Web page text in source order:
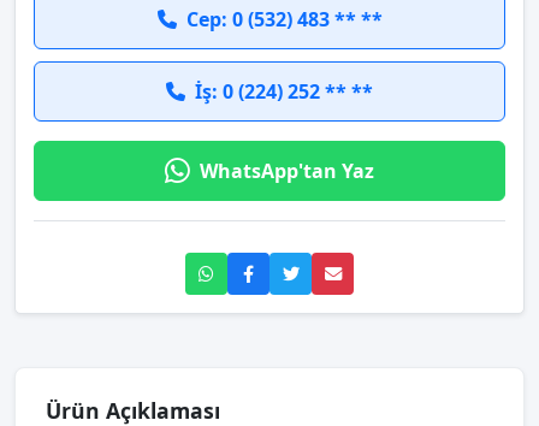
Cep: 0 (532) 483 ** **
İş: 0 (224) 252 ** **
WhatsApp'tan Yaz
Ürün Açıklaması